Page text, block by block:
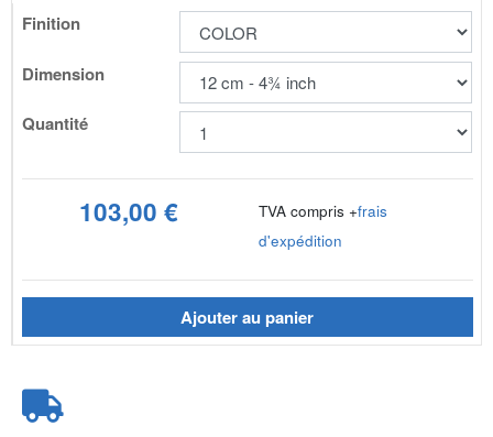
Finition
Dimension
Quantité
103,00 € TVA compris +frais
d'expédition
Ajouter au panier